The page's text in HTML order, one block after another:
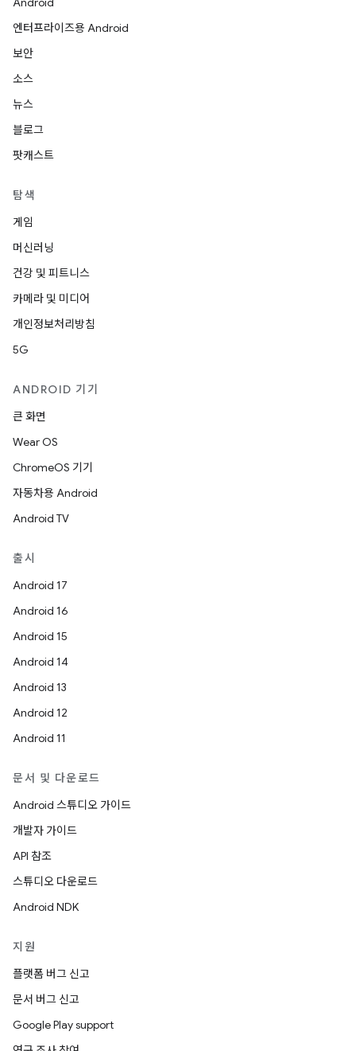
엔터프라이즈용 Android
보안
소스
뉴스
블로그
팟캐스트
탐색
게임
머신러닝
건강 및 피트니스
카메라 및 미디어
개인정보처리방침
5G
ANDROID 기기
큰 화면
Wear OS
ChromeOS 기기
자동차용 Android
Android TV
출시
Android 17
Android 16
Android 15
Android 14
Android 13
Android 12
Android 11
문서 및 다운로드
Android 스튜디오 가이드
개발자 가이드
API 참조
스튜디오 다운로드
Android NDK
지원
플랫폼 버그 신고
문서 버그 신고
Google Play support